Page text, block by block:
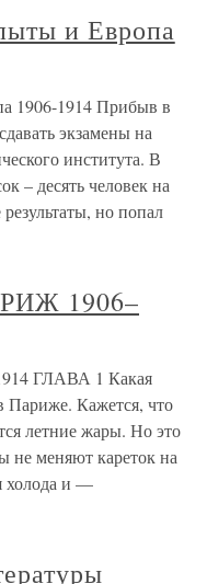
и Европа
1906-1914 Прибыв в
экзамены на
института. В
– десять человек на
но попал
1906–
ГЛАВА 1 Какая
Париже. Кажется, что
летние жары. Но это
не меняют кареток на
холода и —